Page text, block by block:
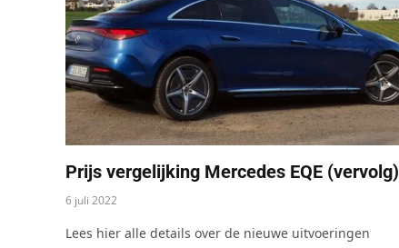
Prijs vergelijking Mercedes EQE (vervolg)
6 juli 2022
Lees hier alle details over de nieuwe uitvoeringen